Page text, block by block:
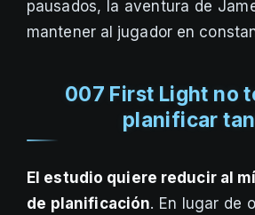
pausados, la aventura de
mantener al jugador en
007 First Light no
planificar
El estudio quiere reducir al
de planificación. En lugar de